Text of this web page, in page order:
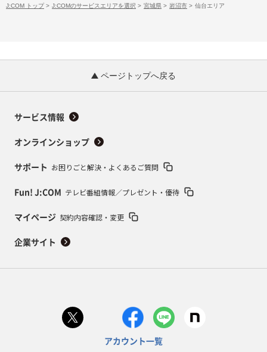
J:COM トップ > J:COMのサービスエリアを選択 > 宮城県 > 岩沼市 > 仙台エリア
ページトップへ戻る
サービス情報
オンラインショップ
サポート お困りごと解決・よくあるご質問
Fun! J:COM テレビ番組情報／プレゼント・優待
マイページ 契約内容確認・変更
企業サイト
アカウント一覧